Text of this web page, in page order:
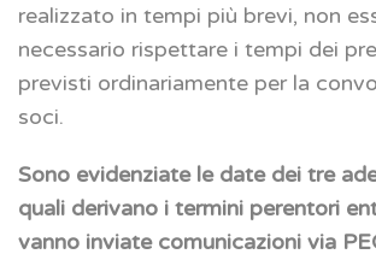
realizzato in tempi più brevi, non
necessario rispettare i tempi dei
previsti ordinariamente per la
soci.
Sono evidenziate le date dei tre
quali derivano i termini perentori
vanno inviate comunicazioni via